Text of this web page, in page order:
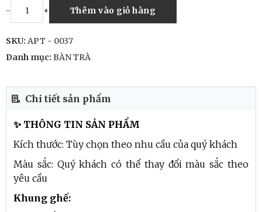
- + Thêm vào giỏ hàng
SKU: APT - 0037
Danh mục: BÀN TRÀ
Chi tiết sản phẩm
✨ THÔNG TIN SẢN PHẨM
Kích thước: Tùy chọn theo nhu cầu của quý khách
Màu sắc: Quý khách có thể thay đổi màu sắc theo
yêu cầu
Khung ghế: